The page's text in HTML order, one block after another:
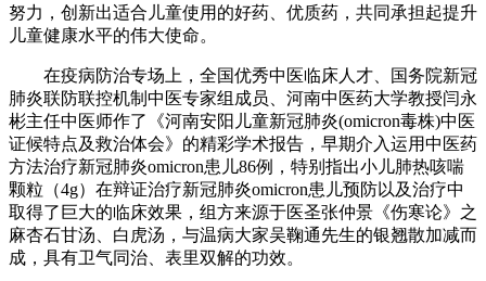
努力，创新出适合儿童使用的好药、优质药，共同承担起提升
儿童健康水平的伟大使命。
在疫病防治专场上，全国优秀中医临床人才、国务院新冠
肺炎联防联控机制中医专家组成员、河南中医药大学教授闫永
彬主任中医师作了《河南安阳儿童新冠肺炎(omicron毒株)中医
证候特点及救治体会》的精彩学术报告，早期介入运用中医药
方法治疗新冠肺炎omicron患儿86例，特别指出小儿肺热咳喘
颗粒（4g）在辩证治疗新冠肺炎omicron患儿预防以及治疗中
取得了巨大的临床效果，组方来源于医圣张仲景《伤寒论》之
麻杏石甘汤、白虎汤，与温病大家吴鞠通先生的银翘散加减而
成，具有卫气同治、表里双解的功效。